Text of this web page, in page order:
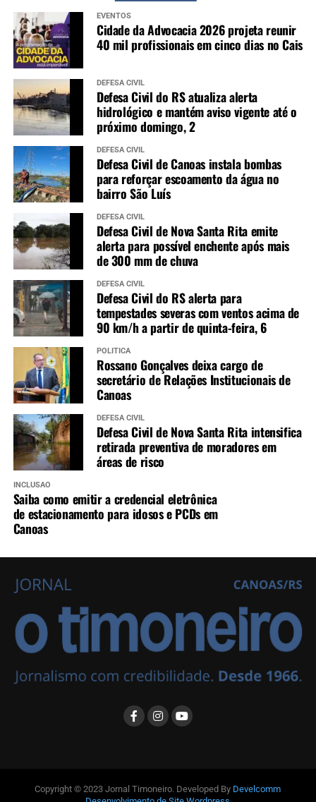
EVENTOS
Cidade da Advocacia 2026 projeta reunir
40 mil profissionais em cinco dias no Cais
DEFESA CIVIL
Defesa Civil do RS atualiza alerta
hidrológico e mantém aviso vigente até o
próximo domingo, 2
DEFESA CIVIL
Defesa Civil de Canoas instala bombas
para reforçar escoamento da água no
bairro São Luís
DEFESA CIVIL
Defesa Civil de Nova Santa Rita emite
alerta para possível enchente após mais
de 300 mm de chuva
DEFESA CIVIL
Defesa Civil do RS alerta para
tempestades severas com ventos acima de
90 km/h a partir de quinta-feira, 6
POLÍTICA
Rossano Gonçalves deixa cargo de
secretário de Relações Institucionais de
Canoas
DEFESA CIVIL
Defesa Civil de Nova Santa Rita intensifica
retirada preventiva de moradores em
áreas de risco
INCLUSÃO
Saiba como emitir a credencial eletrônica
de estacionamento para idosos e PCDs em
Canoas
Copyright © 2023 Jornal Timoneiro. Developed By Develcomm